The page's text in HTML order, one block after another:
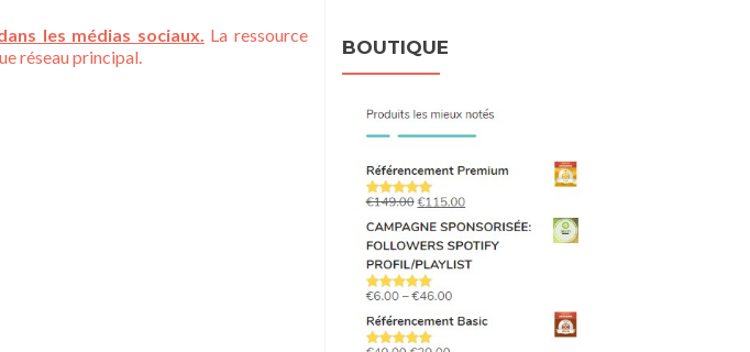
les médias sociaux. La ressource
réseau principal.
BOUTIQUE